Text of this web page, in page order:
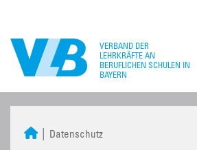
Datenschutz